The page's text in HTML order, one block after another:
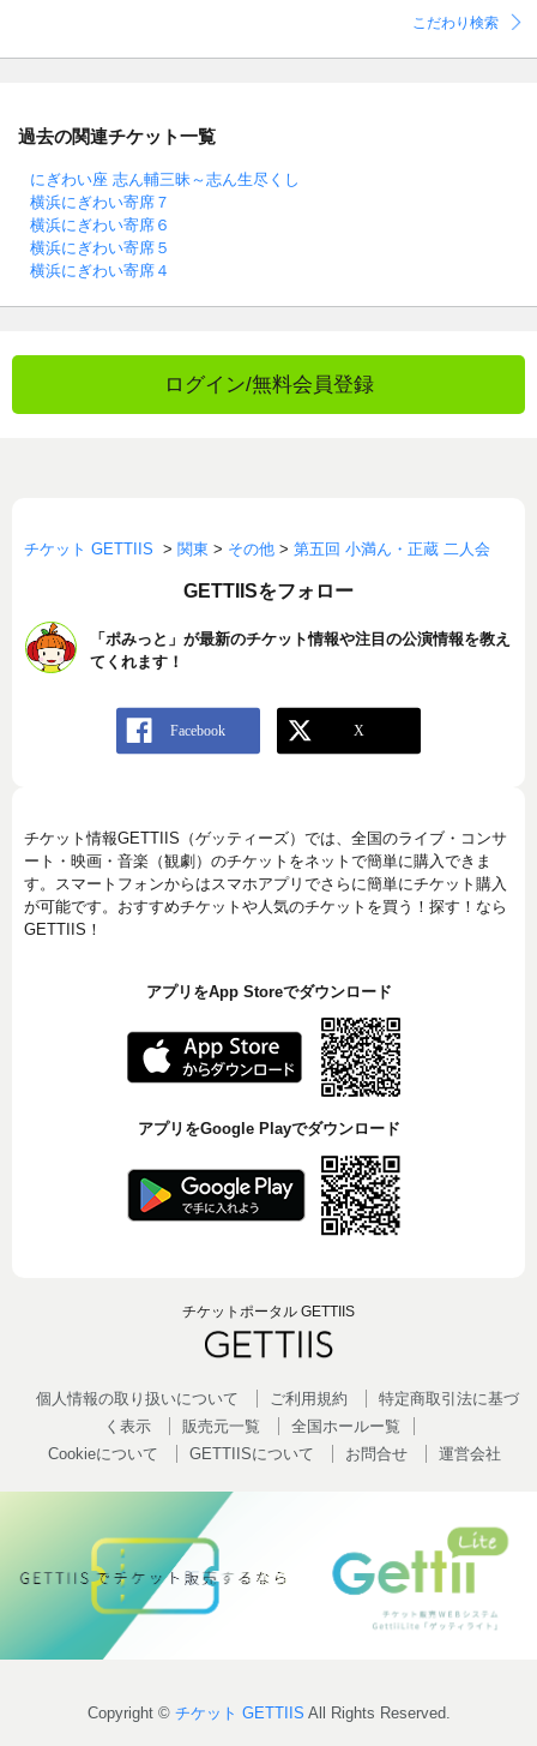
こだわり検索
過去の関連チケット一覧
にぎわい座 志ん輔三昧～志ん生尽くし
横浜にぎわい寄席７
横浜にぎわい寄席６
横浜にぎわい寄席５
横浜にぎわい寄席４
ログイン/無料会員登録
チケット GETTIIS > 関東 > その他 > 第五回 小満ん・正蔵 二人会
GETTIISをフォロー
「ポみっと」が最新のチケット情報や注目の公演情報を教え
てくれます！
チケット情報GETTIIS（ゲッティーズ）では、全国のライブ・コンサ
ート・映画・音楽（観劇）のチケットをネットで簡単に購入できま
す。スマートフォンからはスマホアプリでさらに簡単にチケット購入
が可能です。おすすめチケットや人気のチケットを買う！探す！なら
GETTIIS！
アプリをApp Storeでダウンロード
アプリをGoogle Playでダウンロード
チケットポータル GETTIIS
個人情報の取り扱いについて ご利用規約
特定商取引法に基づ
く表示
販売元一覧
全国ホールー覧
Cookieについて
GETTIISについて お問合せ 運営会社
Copyright © チケット GETTIIS All Rights Reserved.